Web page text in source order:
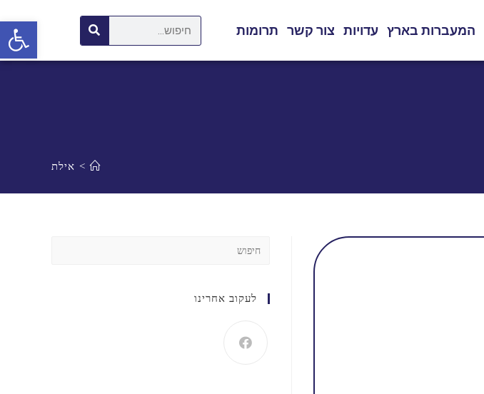
המעברות בארץ עדויות צור קשר תרומות
> אילת
לעקוב אחרינו
פתח סרגל נגישות